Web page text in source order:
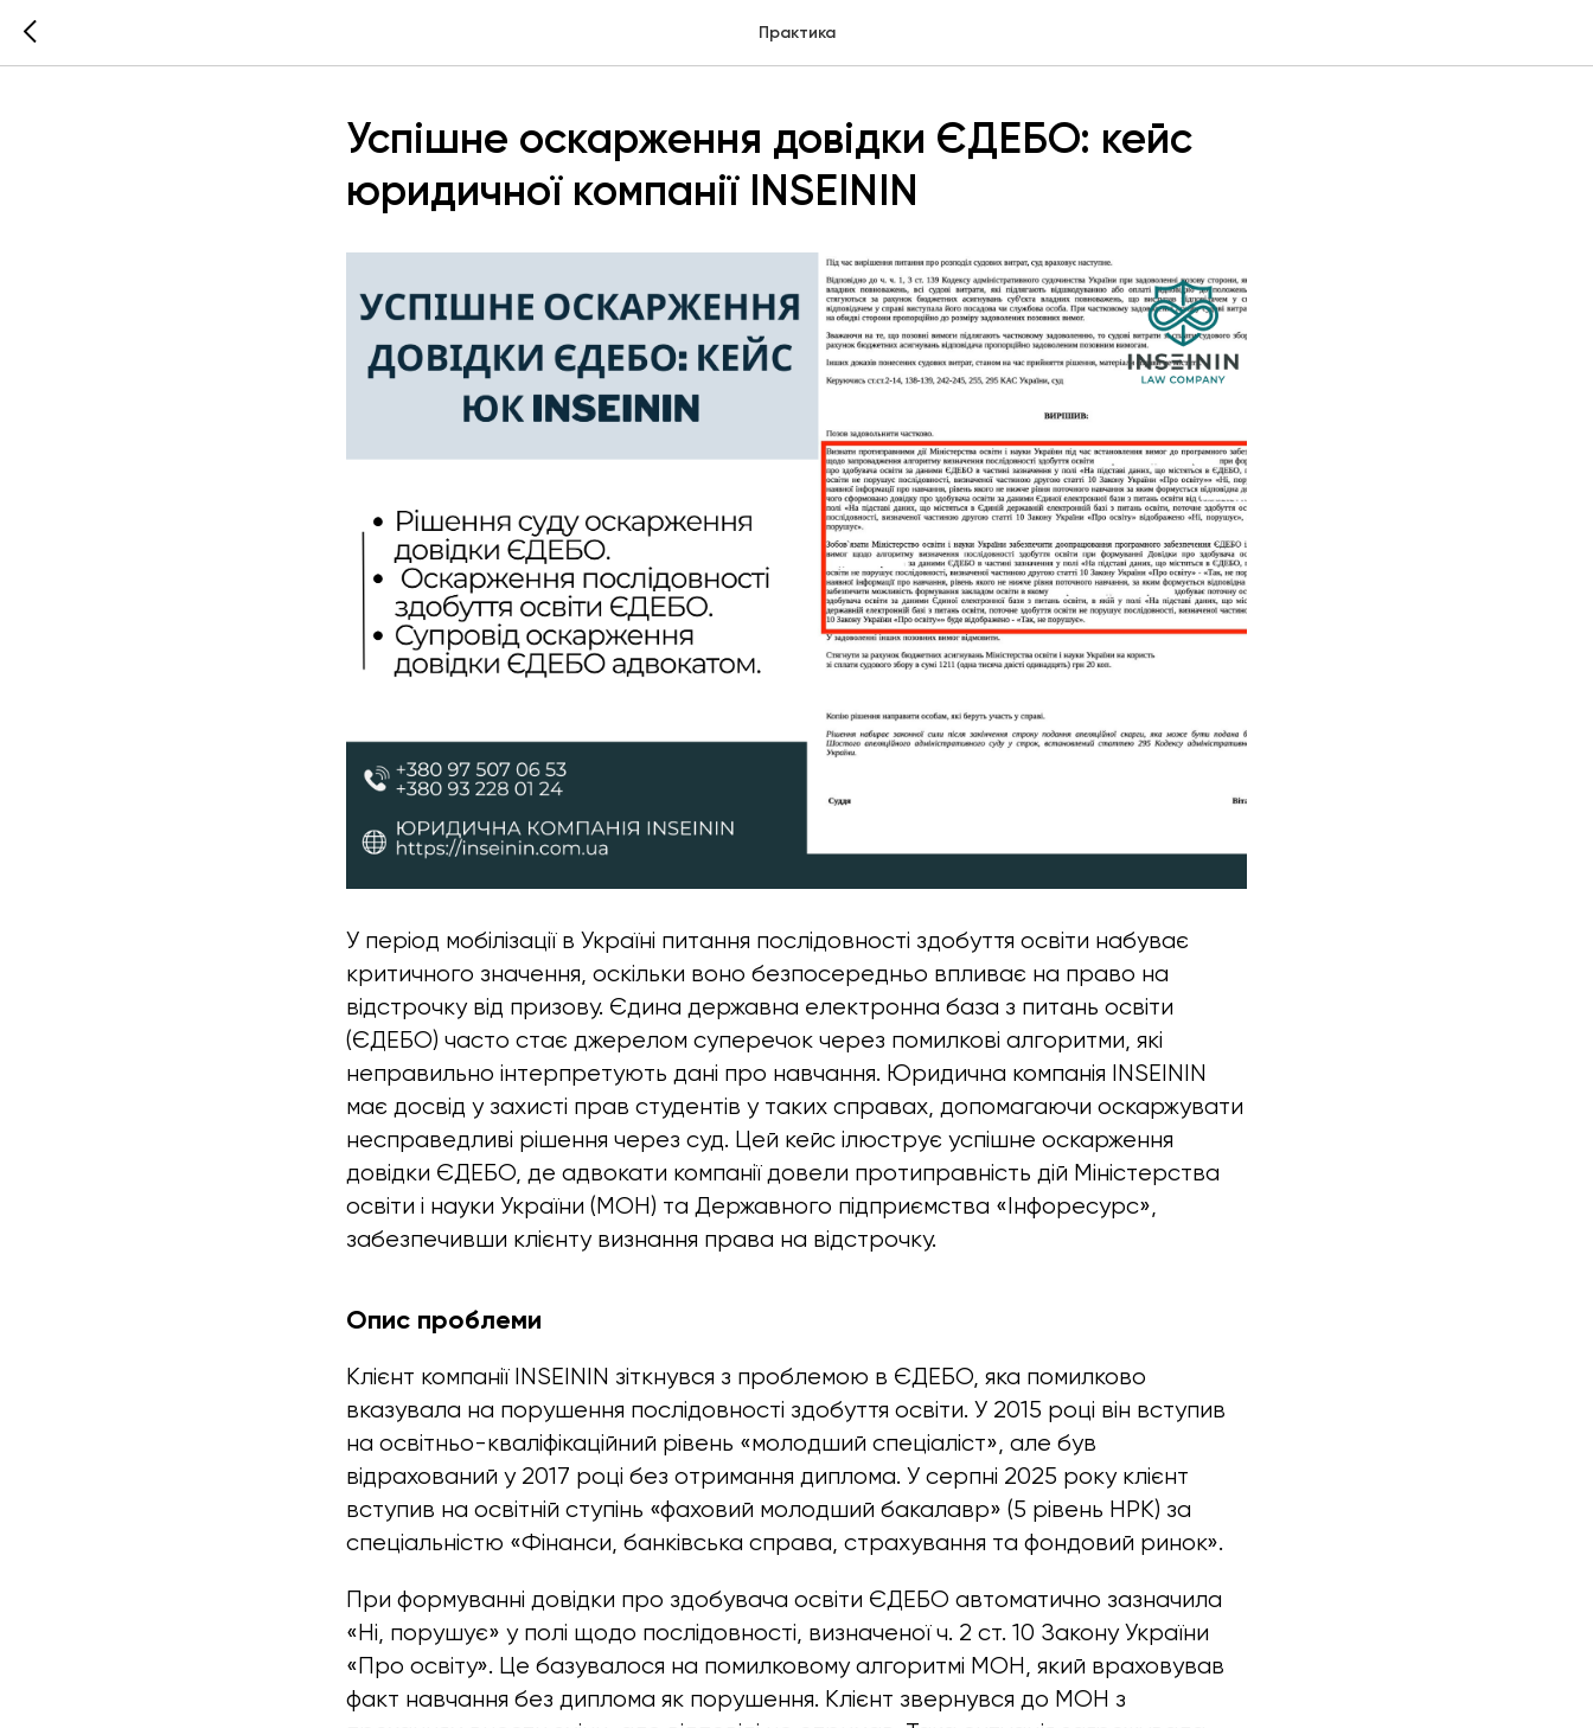
Практика
Успішне оскарження довідки ЄДЕБО: кейс
юридичної компанії INSEININ
У період мобілізації в Україні питання послідовності здобуття освіти набуває
критичного значення, оскільки воно безпосередньо впливає на право на
відстрочку від призову. Єдина державна електронна база з питань освіти
(ЄДЕБО) часто стає джерелом суперечок через помилкові алгоритми, які
неправильно інтерпретують дані про навчання. Юридична компанія INSEININ
має досвід у захисті прав студентів у таких справах, допомагаючи оскаржувати
несправедливі рішення через суд. Цей кейс ілюструє успішне оскарження
довідки ЄДЕБО, де адвокати компанії довели протиправність дій Міністерства
освіти і науки України (МОН) та Державного підприємства «Інфоресурс»,
забезпечивши клієнту визнання права на відстрочку.
Опис проблеми
Клієнт компанії INSEININ зіткнувся з проблемою в ЄДЕБО, яка помилково
вказувала на порушення послідовності здобуття освіти. У 2015 році він вступив
на освітньо-кваліфікаційний рівень «молодший спеціаліст», але був
відрахований у 2017 році без отримання диплома. У серпні 2025 року клієнт
вступив на освітній ступінь «фаховий молодший бакалавр» (5 рівень НРК) за
спеціальністю «Фінанси, банківська справа, страхування та фондовий ринок».
При формуванні довідки про здобувача освіти ЄДЕБО автоматично зазначила
«Ні, порушує» у полі щодо послідовності, визначеної ч. 2 ст. 10 Закону України
«Про освіту». Це базувалося на помилковому алгоритмі МОН, який враховував
факт навчання без диплома як порушення. Клієнт звернувся до МОН з